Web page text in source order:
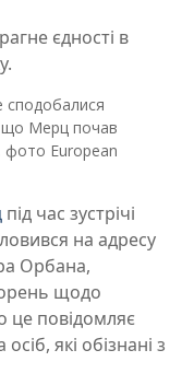
єдності в
що Мерц почав
фото European
під час зустрічі
на адресу
Орбана,
щодо
це повідомляє
які обізнані з